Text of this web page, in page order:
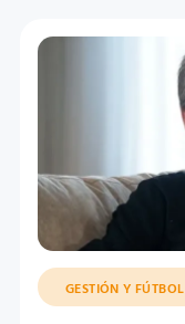
GESTIÓN Y FÚTBOL